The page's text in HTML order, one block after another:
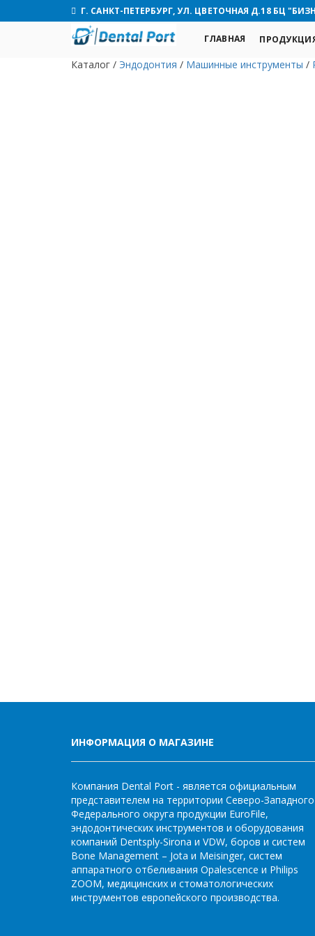
Г. САНКТ-ПЕТЕРБУРГ, УЛ. ЦВЕТОЧНАЯ Д.18 БЦ
ГЛАВНАЯ
Каталог / Эндодонтия / Машинные инструменты /
ИНФОРМАЦИЯ О МАГАЗИНЕ
Компания Dental Port - является официальным
представителем на территории Северо-Западного
Федерального округа продукции EuroFile,
эндодонтических инструментов и оборудования
компаний Dentsply-Sirona и VDW, боров и систем
Bone Management – Jota и Meisinger, систем
аппаратного отбеливания Opalescence и Philips
ZOOM, медицинских и стоматологических
инструментов европейского производства.